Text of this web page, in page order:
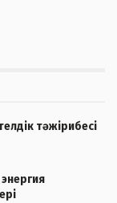
тәжірибесі